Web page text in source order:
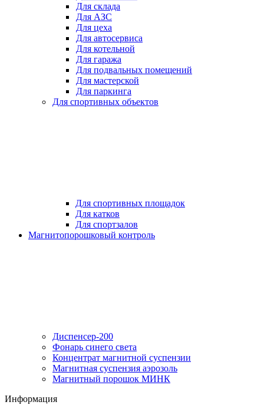
Для склада
Для АЗС
Для цеха
Для автосервиса
Для котельной
Для гаража
Для подвальных помещений
Для мастерской
Для паркинга
Для спортивных объектов
Для спортивных площадок
Для катков
Для спортзалов
Магнитопорошковый контроль
Диспенсер-200
Фонарь синего света
Концентрат магнитной суспензии
Магнитная суспензия аэрозоль
Магнитный порошок МИНК
Информация